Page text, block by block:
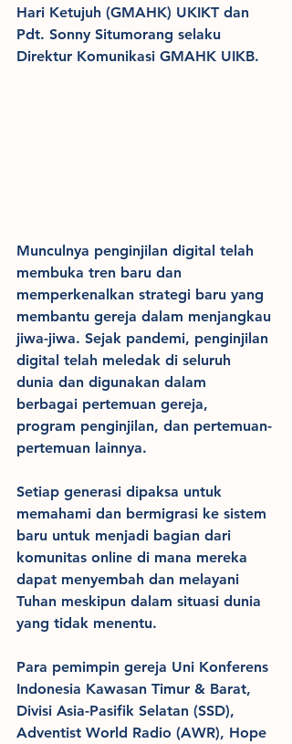
Hari Ketujuh (GMAHK) UKIKT dan
Pdt. Sonny Situmorang selaku
Direktur Komunikasi GMAHK UIKB.
Munculnya penginjilan digital telah
membuka tren baru dan
memperkenalkan strategi baru yang
membantu gereja dalam menjangkau
jiwa-jiwa. Sejak pandemi, penginjilan
digital telah meledak di seluruh
dunia dan digunakan dalam
berbagai pertemuan gereja,
program penginjilan, dan pertemuan-
pertemuan lainnya.
Setiap generasi dipaksa untuk
memahami dan bermigrasi ke sistem
baru untuk menjadi bagian dari
komunitas online di mana mereka
dapat menyembah dan melayani
Tuhan meskipun dalam situasi dunia
yang tidak menentu.
Para pemimpin gereja Uni Konferens
Indonesia Kawasan Timur & Barat,
Divisi Asia-Pasifik Selatan (SSD),
Adventist World Radio (AWR), Hope